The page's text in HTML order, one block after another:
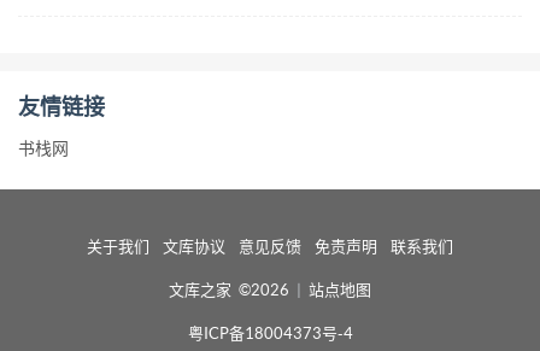
友情链接
书栈网
关于我们 文库协议 意见反馈 免责声明 联系我们
文库之家 ©2026 | 站点地图
粤ICP备18004373号-4